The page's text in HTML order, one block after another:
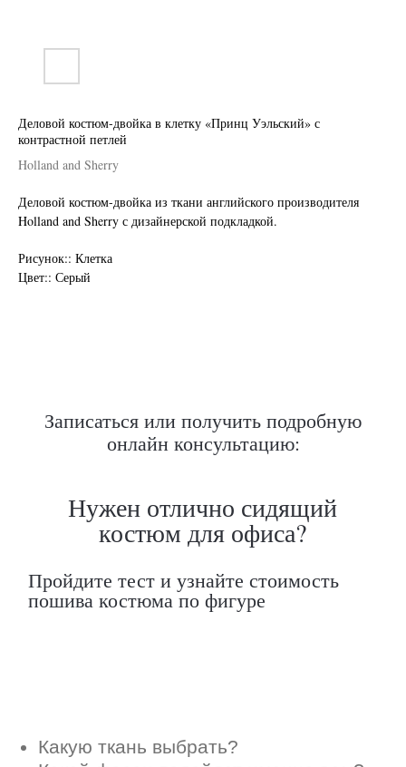
Деловой костюм-двойка в клетку «Принц Уэльский» с
контрастной петлей
Holland and Sherry
Деловой костюм-двойка из ткани английского производителя
Holland and Sherry с дизайнерской подкладкой.
Рисунок:: Клетка
Цвет:: Серый
Записаться или получить подробную
онлайн консультацию:
Какую ткань выбрать?
Какой фасон подойдет именно вам?
Как должен сидеть правильно пошитый
индивидуальность?
Ответим на все вопросы в удобном
Max Telegram
костюм для офиса?